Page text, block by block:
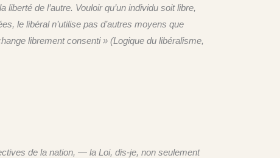
de l’autre. Vouloir qu’un individu soit libre,
le libéral n’utilise pas d’autres moyens que
librement consenti » (Logique du libéralisme,
de la nation, — la Loi, dis-je, non seulement